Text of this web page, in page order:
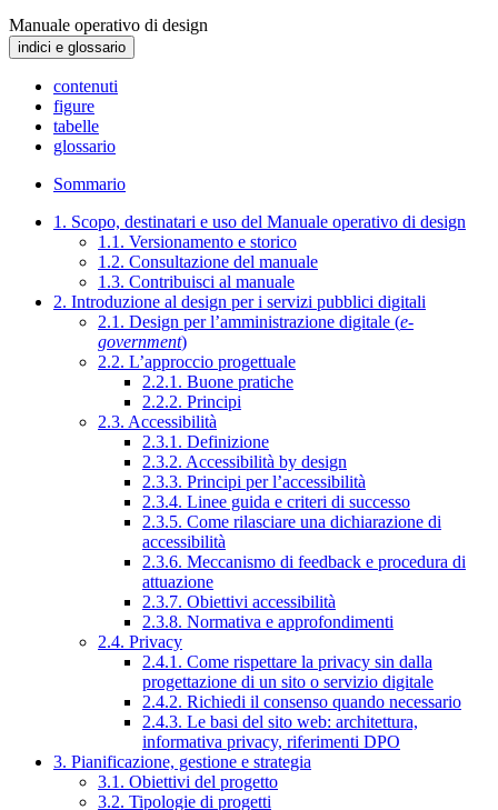
Manuale operativo di design
indici e glossario
contenuti
figure
tabelle
glossario
Sommario
1. Scopo, destinatari e uso del Manuale operativo di design
1.1. Versionamento e storico
1.2. Consultazione del manuale
1.3. Contribuisci al manuale
2. Introduzione al design per i servizi pubblici digitali
2.1. Design per l’amministrazione digitale (e-
government)
2.2. L’approccio progettuale
2.2.1. Buone pratiche
2.2.2. Principi
2.3. Accessibilità
2.3.1. Definizione
2.3.2. Accessibilità by design
2.3.3. Principi per l’accessibilità
2.3.4. Linee guida e criteri di successo
2.3.5. Come rilasciare una dichiarazione di
accessibilità
2.3.6. Meccanismo di feedback e procedura di
attuazione
2.3.7. Obiettivi accessibilità
2.3.8. Normativa e approfondimenti
2.4. Privacy
2.4.1. Come rispettare la privacy sin dalla
progettazione di un sito o servizio digitale
2.4.2. Richiedi il consenso quando necessario
2.4.3. Le basi del sito web: architettura,
informativa privacy, riferimenti DPO
3. Pianificazione, gestione e strategia
3.1. Obiettivi del progetto
3.2. Tipologie di progetti